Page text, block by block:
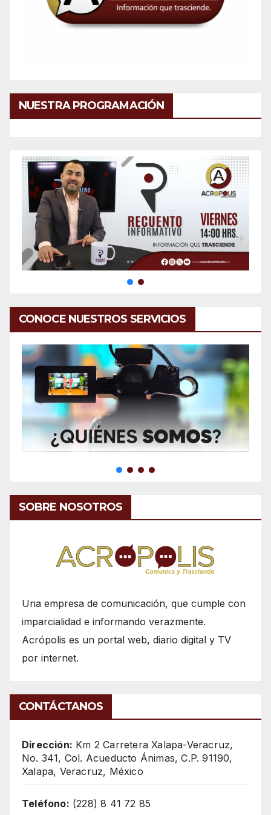
NUESTRA PROGRAMACIÓN
CONOCE NUESTROS SERVICIOS
SOBRE NOSOTROS
Una empresa de comunicación, que cumple con
imparcialidad e informando verazmente.
Acrópolis es un portal web, diario digital y TV
por internet.
CONTÁCTANOS
Dirección: Km 2 Carretera Xalapa-Veracruz,
No. 341, Col. Acueducto Ánimas, C.P. 91190,
Xalapa, Veracruz, México
Teléfono: (228) 8 41 72 85